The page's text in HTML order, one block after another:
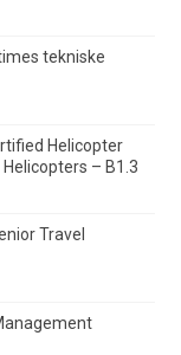
tekniske
Helicopter
– B1.3
Travel